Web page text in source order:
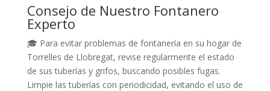
Consejo de Nuestro Fontanero
Experto
🎓 Para evitar problemas de fontanería en su hogar de
Torrelles de Llobregat, revise regularmente el estado
de sus tuberías y grifos, buscando posibles fugas.
Limpie las tuberías con periodicidad, evitando el uso de